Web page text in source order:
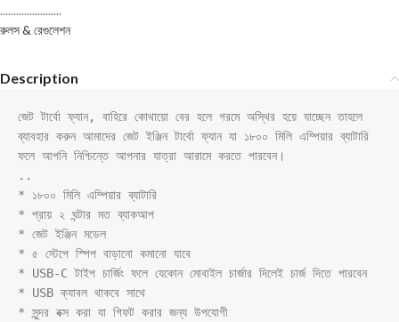
.......................
রুলস & রেগুলেশন
Description
জেট টার্বো ফ্যান, বাহিরে কোথায়ো বের হলে গরমে অস্থির হয়ে যাচ্ছেন তাহলে
ব্যাবহার করুন আমাদের জেট ইঞ্জিন টার্বো ফ্যান যা ১৮০০ মিলি এম্পিয়ার ব্যাটারি
ফলে আপনি নিশ্চিন্তে আপনার যাত্রা আরামে করতে পারবেন।
..
* ১৮০০ মিলি এম্পিয়ার ব্যাটারি
* প্রায় ২ ঘন্টার মত ব্যাকআপ
* জেট ইঞ্জিন মডেল
* ৫ স্টেপে স্পিপ বাড়ানো কমানো যাবে
* USB-C টাইপ চার্জিং ফলে যেকোন মোবাইল চার্জার দিলেই চার্জ দিতে পারবেন
* USB ক্যাবল থাকবে সাথে
* সুন্দর বক্স করা যা গিফট করার জন্য উপযোগী